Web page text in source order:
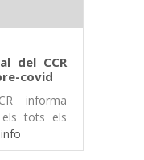
del CCR
covid
informa
tots els